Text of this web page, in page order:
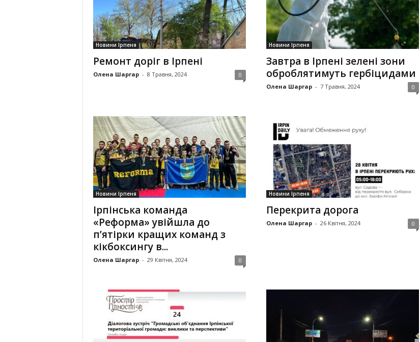
Новини Ірпеня
Ремонт доріг в Ірпені
Олена Шаргар - 8 Травня, 2024 0
Новини Ірпеня
Завтра в Ірпені зелені зони
оброблятимуть гербіцидами
Олена Шаргар - 7 Травня, 2024 0
Новини Ірпеня
Ірпінська команда
«Реформа» увійшла до
п’ятірки кращих команд з
кікбоксингу в...
Олена Шаргар - 29 Квітня, 2024 0
Новини Ірпеня
Перекрита дорога
Олена Шаргар - 26 Квітня, 2024 0